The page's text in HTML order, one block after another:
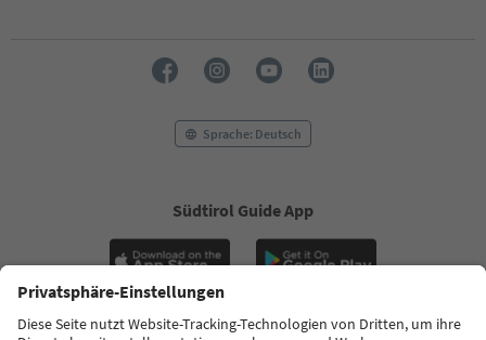
Sprache: Deutsch
Südtirol Guide App